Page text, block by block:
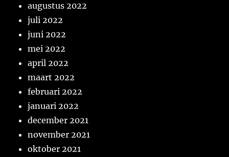
augustus 2022
juli 2022
juni 2022
mei 2022
april 2022
maart 2022
februari 2022
januari 2022
december 2021
november 2021
oktober 2021